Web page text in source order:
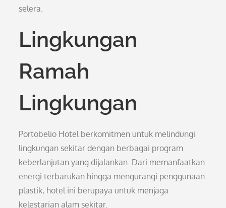
selera.
Lingkungan
Ramah
Lingkungan
Portobelio Hotel berkomitmen untuk melindungi
lingkungan sekitar dengan berbagai program
keberlanjutan yang dijalankan. Dari memanfaatkan
energi terbarukan hingga mengurangi penggunaan
plastik, hotel ini berupaya untuk menjaga
kelestarian alam sekitar.